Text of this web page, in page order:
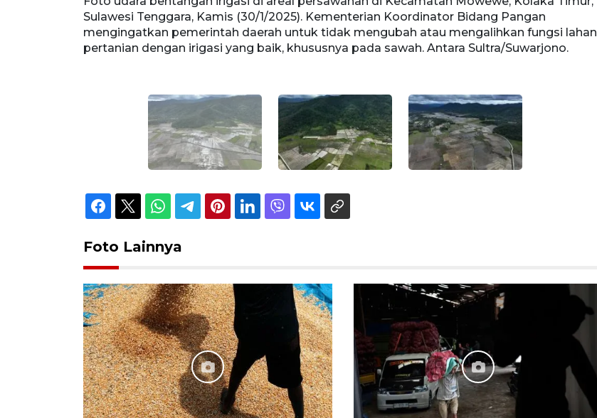
Sulawesi Tenggara, Kamis (30/1/2025). Kementerian Koordinator Bidang Pangan
mengingatkan pemerintah daerah untuk tidak mengubah atau mengalihkan fungsi lahan
pertanian dengan irigasi yang baik, khususnya pada sawah. Antara Sultra/Suwarjono.
Foto Lainnya